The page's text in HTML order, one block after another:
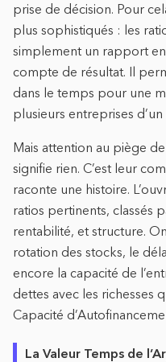
prise de décision. Pour
plus sophistiqués : les
simplement un rapport
compte de résultat. Il
dans le temps pour une
plusieurs entreprises
Mais attention au piège
signifie rien. C’est leur
raconte une histoire.
ratios pertinents, classés
rentabilité, et structure.
rotation des stocks, le
encore la capacité de
dettes avec les richesses
Capacité
La Valeur Temps de